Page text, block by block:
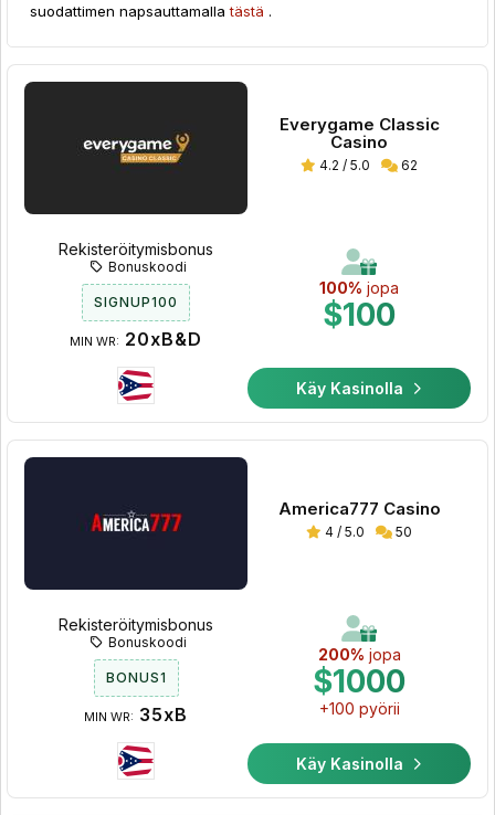
suodattimen napsauttamallatästä .
Everygame Classic
Casino
4.2 / 5.0 62
100% jopa
$100
Rekisteröitymisbonus
Bonuskoodi
SIGNUP100
MIN WR: 20xB&D
Käy Kasinolla
America777 Casino
4 / 5.0 50
200% jopa
$1000
+100 pyörii
Rekisteröitymisbonus
Bonuskoodi
BONUS1
MIN WR: 35xB
Käy Kasinolla